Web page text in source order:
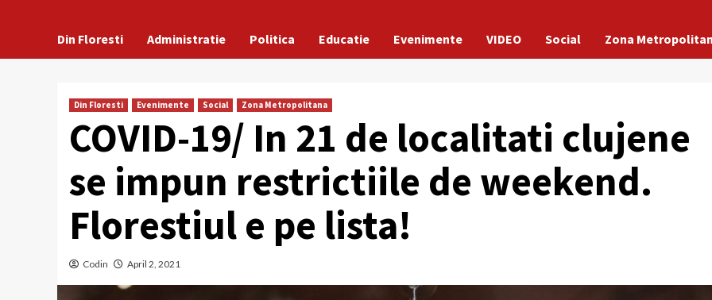
Din Floresti Administratie Politica Educatie Evenimente VIDEO Social Zona
Din Floresti Evenimente Social Zona Metropolitana
COVID-19/ In 21 de localitati clujene
se impun restrictiile de weekend.
Florestiul e pe lista!
Codin April 2, 2021